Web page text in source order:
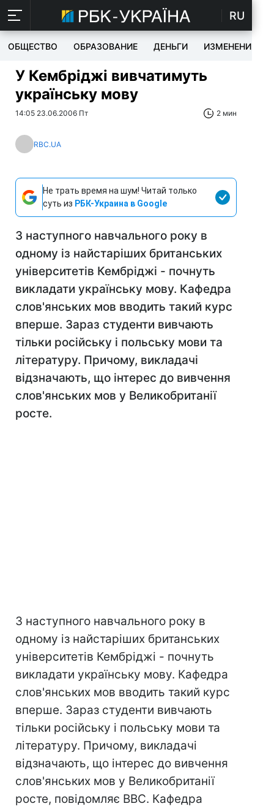
RU
ОБЩЕСТВО ОБРАЗОВАНИЕ ДЕНЬГИ ИЗМЕНЕНИЯ
У Кембріджі вивчатимуть
українську мову
14:05 23.06.2006 Пт 2 мин
RBC.UA
Не трать время на шум! Читай только
суть из РБК-Украина в Google
З наступного навчального року в
одному із найстаріших британських
університетів Кембріджі - почнуть
викладати українську мову. Кафедра
слов'янських мов вводить такий курс
вперше. Зараз студенти вивчають
тільки російську і польську мови та
літературу. Причому, викладачі
відзначають, що інтерес до вивчення
слов'янських мов у Великобританії
росте.
З наступного навчального року в
одному із найстаріших британських
університетів Кембріджі - почнуть
викладати українську мову. Кафедра
слов'янських мов вводить такий курс
вперше. Зараз студенти вивчають
тільки російську і польську мови та
літературу. Причому, викладачі
відзначають, що інтерес до вивчення
слов'янських мов у Великобританії
росте, повідомляє ВВС. Кафедра